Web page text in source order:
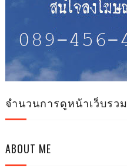
จำนวนการดูหน้าเว็บรวม
ABOUT ME